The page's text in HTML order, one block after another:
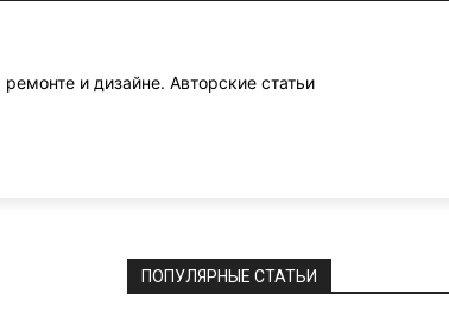
ремонте и дизайне. Авторские статьи
ПОПУЛЯРНЫЕ СТАТЬИ